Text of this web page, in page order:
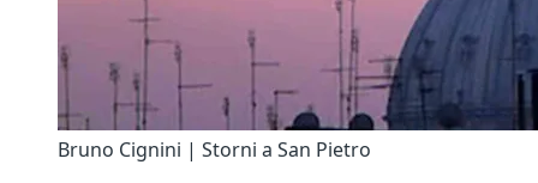
Bruno Cignini | Storni a San Pietro